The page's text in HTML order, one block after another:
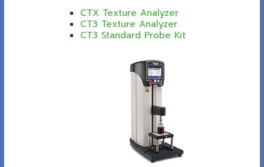
CTX Texture Analyzer
CT3 Texture Analyzer
CT3 Standard Probe Kit